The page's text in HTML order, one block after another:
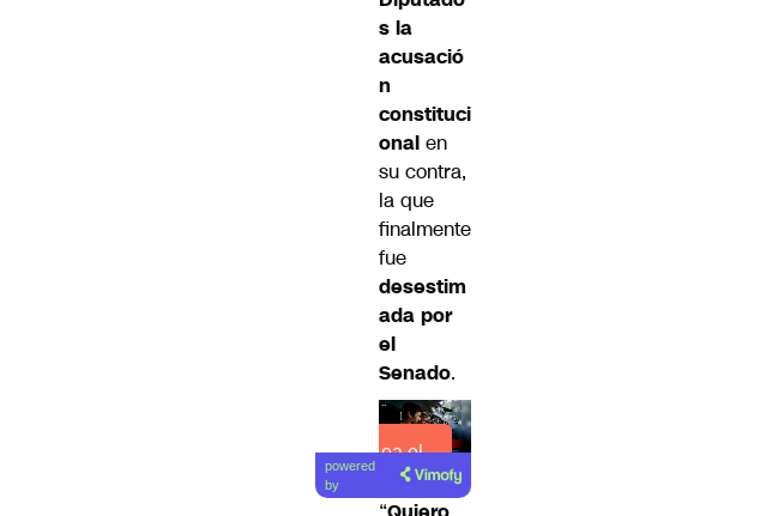
s la
acusació
n
constituci
onal en
su contra,
la que
finalmente
fue
desestim
ada por
el
Senado.
Lea el
artículo
powered
by